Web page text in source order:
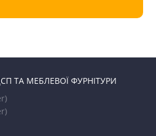
ТА МЕБЛЕВОЇ ФУРНІТУРИ